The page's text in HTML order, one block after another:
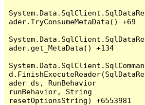
System.Data.SqlClient.SqlDataRe
ader.TryConsumeMetaData() +69
System.Data.SqlClient.SqlDataRe
ader.get_MetaData() +134
System.Data.SqlClient.SqlComman
d.FinishExecuteReader(SqlDataRe
ader ds, RunBehavior
runBehavior, String
resetOptionsString) +6553981